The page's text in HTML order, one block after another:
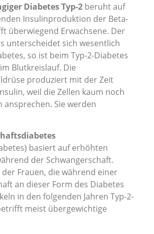
Diabetes Typ-2 beruht auf
Insulinproduktion der Beta-
überwiegend Erwachsene. Der
unterscheidet sich wesentlich
so ist beim Typ-2-Diabetes
Blutkreislauf. Die
produziert mit der Zeit
weil die Zellen kaum noch
ansprechen. Sie werden
basiert auf erhöhten
der Schwangerschaft.
Frauen, die während einer
an dieser Form des Diabetes
in den folgenden Jahren Typ-2-
meist übergewichtige